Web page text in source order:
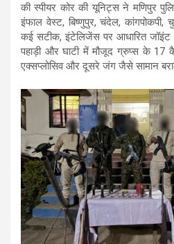
की स्पीयर कोर की यूनिट्स ने मणिपुर
इंफाल वेस्ट, बिष्णुपुर, चंदेल, कांगपोकपी,
कई सटीक, इंटेलिजेंस पर आधारित
पहाड़ी और घाटी में मौजूद ग्रुप्स के 17
एक्सप्लोसिव और दूसरे जंग जैसे सामान